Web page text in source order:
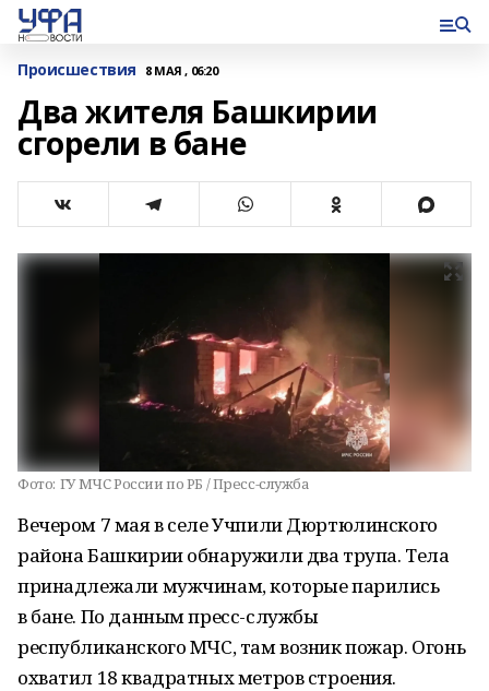
Происшествия 8 МАЯ , 06:20
Два жителя Башкирии
сгорели в бане
Фото: ГУ МЧС России по РБ / Пресс-служба
Вечером 7 мая в селе Учпили Дюртюлинского
района Башкирии обнаружили два трупа. Тела
принадлежали мужчинам, которые парились
в бане. По данным пресс-службы
республиканского МЧС, там возник пожар. Огонь
охватил 18 квадратных метров строения.